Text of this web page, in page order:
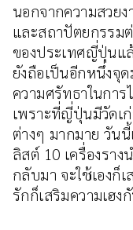
นอกจากความสวย
และสถาปัตยกรรม
ของประเทศญี่ปุ่นแ
ยังถือเป็นอีกหนึ่งจุ
ความศรัทธาในการ
เพราะที่ญี่ปุ่นมีวัดเ
ต่างๆ มากมาย วันนี้
ลิสต์ 10 เครื่องรา
กลับมา จะใช้เองก็
รักก็เสริมความเฮง